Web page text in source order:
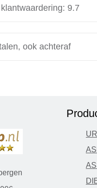
9.7
ook achteraf